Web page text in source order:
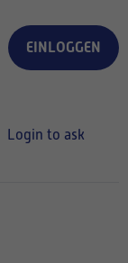
EINLOGGEN
Login to ask